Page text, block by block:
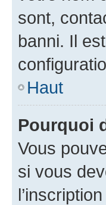
sont,
banni. Il
Haut
Pourquoi
Vous
si vous